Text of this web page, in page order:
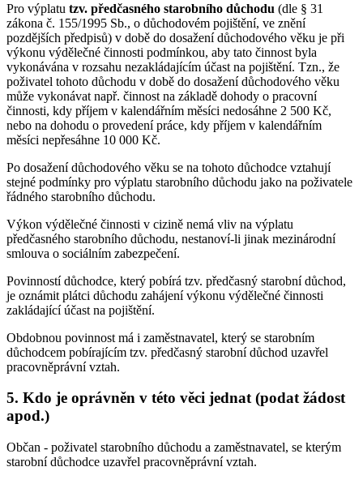
Pro výplatu tzv. předčasného starobního důchodu (dle § 31
zákona č. 155/1995 Sb., o důchodovém pojištění, ve znění
pozdějších předpisů) v době do dosažení důchodového věku je při
výkonu výdělečné činnosti podmínkou, aby tato činnost byla
vykonávána v rozsahu nezakládajícím účast na pojištění. Tzn., že
poživatel tohoto důchodu v době do dosažení důchodového věku
může vykonávat např. činnost na základě dohody o pracovní
činnosti, kdy příjem v kalendářním měsíci nedosáhne 2 500 Kč,
nebo na dohodu o provedení práce, kdy příjem v kalendářním
měsíci nepřesáhne 10 000 Kč.
Po dosažení důchodového věku se na tohoto důchodce vztahují
stejné podmínky pro výplatu starobního důchodu jako na poživatele
řádného starobního důchodu.
Výkon výdělečné činnosti v cizině nemá vliv na výplatu
předčasného starobního důchodu, nestanoví-li jinak mezinárodní
smlouva o sociálním zabezpečení.
Povinností důchodce, který pobírá tzv. předčasný starobní důchod,
je oznámit plátci důchodu zahájení výkonu výdělečné činnosti
zakládající účast na pojištění.
Obdobnou povinnost má i zaměstnavatel, který se starobním
důchodcem pobírajícím tzv. předčasný starobní důchod uzavřel
pracovněprávní vztah.
5. Kdo je oprávněn v této věci jednat (podat žádost
apod.)
Občan - poživatel starobního důchodu a zaměstnavatel, se kterým
starobní důchodce uzavřel pracovněprávní vztah.